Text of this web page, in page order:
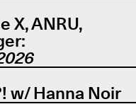
X, ANRU,
w/ Hanna Noir